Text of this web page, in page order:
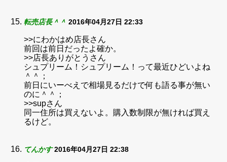
転売店長＾＾ 2016年04月27日 22:33
>>にわかはめ店長さん
前回は前日だったよ確か。
>>店長ありがとうさん
シュプリーム！シュプリーム！って最近ひどいよね
＾＾；
前日にいーべえで相場見るだけで何も語る事が無い
のに＾＾；
>>supさん
同一住所は買えないよ。購入数制限が無ければ買え
るけど。
てんかす 2016年04月27日 22:38